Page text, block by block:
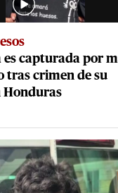
es capturada por
tras crimen de su
Honduras